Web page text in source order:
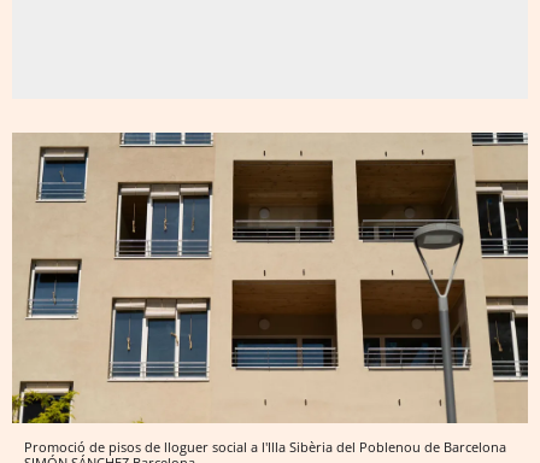
Promoció de pisos de lloguer social a l'Illa Sibèria del Poblenou de Barcelona